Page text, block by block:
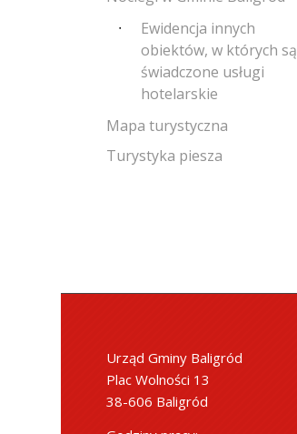
Ewidencja innych
obiektów, w których są
świadczone usługi
hotelarskie
Mapa turystyczna
Turystyka piesza
Urząd Gminy Baligród
Plac Wolności 13
38-606 Baligród